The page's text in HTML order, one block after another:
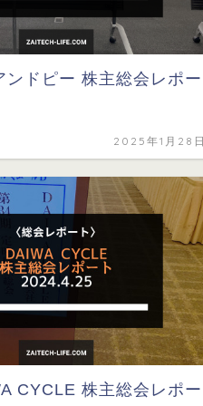
ンドピー 株主総会レポー
2025年1月28
CYCLE 株主総会レポー